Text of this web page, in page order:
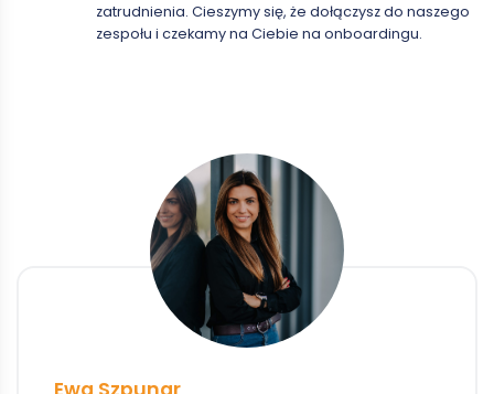
zatrudnienia. Cieszymy się, że dołączysz do naszego
zespołu i czekamy na Ciebie na onboardingu.